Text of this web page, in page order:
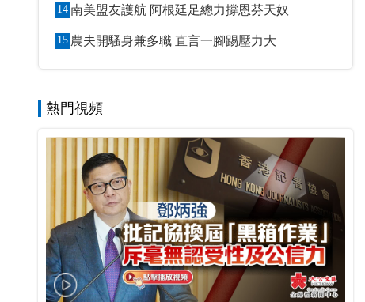
14 南美盟友護航 阿根廷足總力撐恩芬天奴
15 農夫開騷身兼多職 直言一腳踢壓力大
熱門視頻